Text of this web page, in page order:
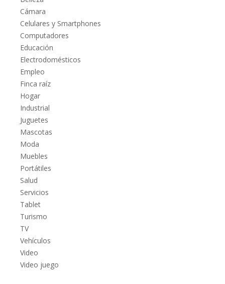
Cámara
Celulares y Smartphones
Computadores
Educación
Electrodomésticos
Empleo
Finca raíz
Hogar
Industrial
Juguetes
Mascotas
Moda
Muebles
Portátiles
Salud
Servicios
Tablet
Turismo
TV
Vehículos
Video
Video juego